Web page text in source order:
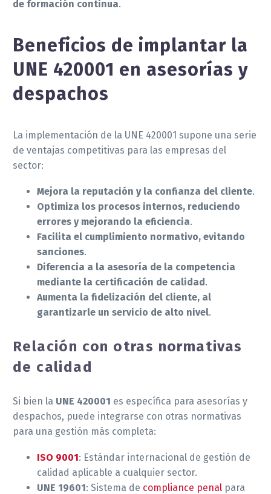
de formación continua.
Beneficios de implantar la
UNE 420001 en asesorías y
despachos
La implementación de la UNE 420001 supone una serie
de ventajas competitivas para las empresas del
sector:
Mejora la reputación y la confianza del cliente.
Optimiza los procesos internos, reduciendo
errores y mejorando la eficiencia.
Facilita el cumplimiento normativo, evitando
sanciones.
Diferencia a la asesoría de la competencia
mediante la certificación de calidad.
Aumenta la fidelización del cliente, al
garantizarle un servicio de alto nivel.
Relación con otras normativas
de calidad
Si bien la UNE 420001 es específica para asesorías y
despachos, puede integrarse con otras normativas
para una gestión más completa:
ISO 9001: Estándar internacional de gestión de
calidad aplicable a cualquier sector.
UNE 19601: Sistema de compliance penal para